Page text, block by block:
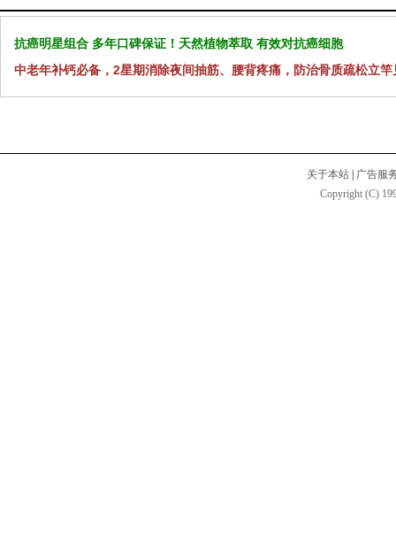
抗癌明星组合 多年口碑保证！天然植物萃取 有效对抗癌细胞
中老年补钙必备，2星期消除夜间抽筋、腰背疼痛，防治骨质疏松立竿
关于本站
广告服
Copyright (C)